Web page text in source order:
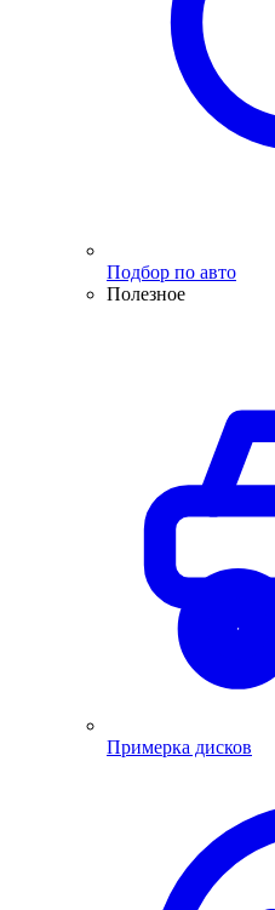
Подбор по авто
Полезное
Примерка дисков